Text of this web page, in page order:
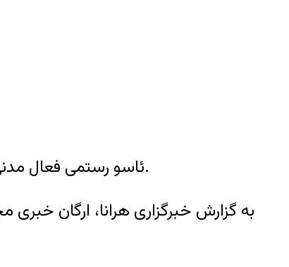
ئاسو رستمی فعال مدنی زندانی بند هشت اوین، به دلیل شدت عفونت و خونریزی ریه به بیمارستانی خارج از زندان منتقل شد.